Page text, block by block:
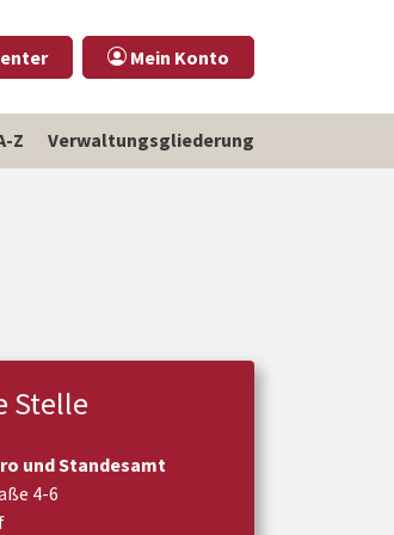
Mein Konto
Z Verwaltungsgliederung
Stelle
und Standesamt
4-6